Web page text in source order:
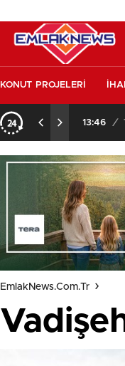
KONUT PROJELERİ
13:26 /
EmlakNews.com.tr